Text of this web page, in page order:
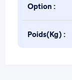
Option :
Poids(Kg) :